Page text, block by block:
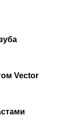
Vector